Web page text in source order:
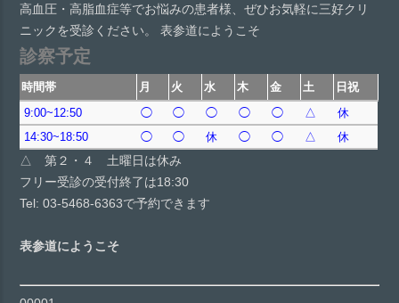
高血圧・高脂血症等でお悩みの患者様、ぜひお気軽に三好クリ
ニックを受診ください。 表参道にようこそ
診察予定
時間帯 月 火 水 木 金 土
日祝
9:00~12:50
◯ ◯ ◯ ◯ ◯ △
休
14:30~18:50
◯ ◯ 休 ◯ ◯ △ 休
△ 第２・４ 土曜日は休み
フリー受診の受付終了は18:30
Tel: 03-5468-6363で予約できます
表参道にようこそ